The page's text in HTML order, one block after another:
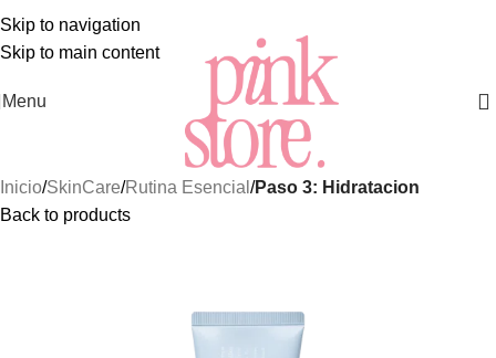
Skip to navigation
Skip to main content
MEJORES Y MÁS EXCLUSIVOS PRODUCTOS DE
Menu
Inicio SkinCare Rutina Esencial Paso 3: Hidratacion
Back to products